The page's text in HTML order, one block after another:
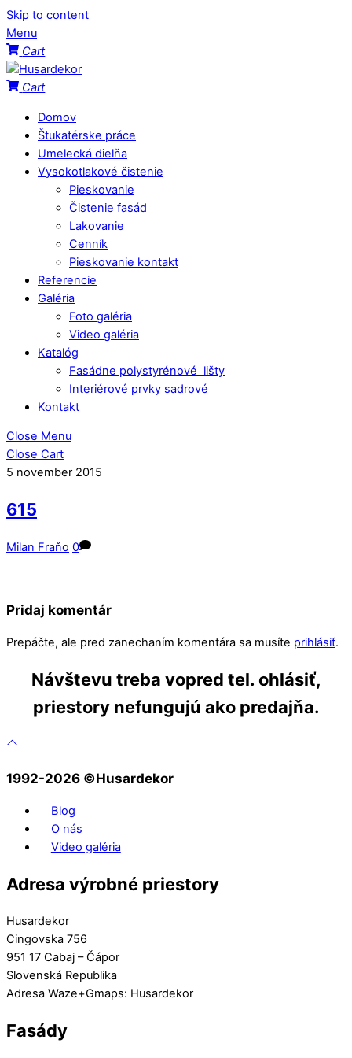
Skip to content
Menu
Cart
Cart
Domov
Štukatérske práce
Umelecká dielňa
Vysokotlakové čistenie
Pieskovanie
Čistenie fasád
Lakovanie
Cenník
Pieskovanie kontakt
Referencie
Galéria
Foto galéria
Video galéria
Katalóg
Fasádne polystyrénové lišty
Interiérové prvky sadrové
Kontakt
Close Menu
Close Cart
5 november 2015
615
Milan Fraňo 0
Pridaj komentár
Prepáčte, ale pred zanechaním komentára sa musíte prihlásiť.
Návštevu treba vopred tel. ohlásiť,
priestory nefungujú ako predajňa.
1992-2026 ©️Husardekor
Blog
O nás
Video galéria
Adresa výrobné priestory
Husardekor
Cingovska 756
951 17 Cabaj – Čápor
Slovenská Republika
Adresa Waze+Gmaps: Husardekor
Fasády